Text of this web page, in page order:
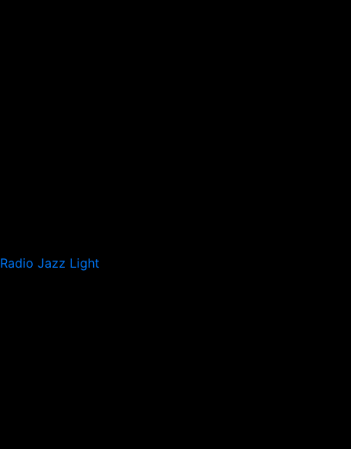
Radio Jazz Light